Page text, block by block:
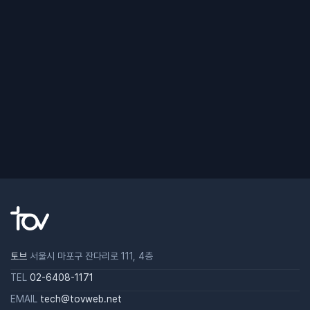
토브 서울시 마포구 잔다리로 111, 4층
TEL 02-6408-1171
EMAIL tech@tovweb.net